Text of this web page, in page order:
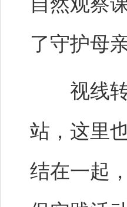
了守护母
视线转
站，这里
结在一起